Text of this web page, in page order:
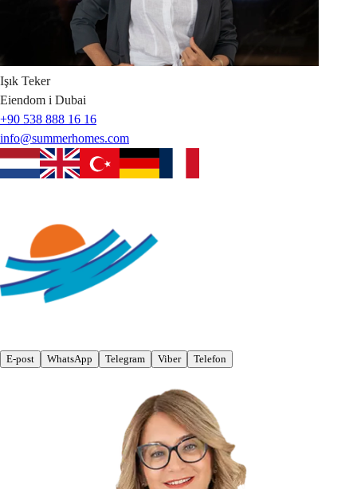
Işık Teker
Eiendom i Dubai
+90 538 888 16 16
info@summerhomes.com
E-post WhatsApp Telegram Viber Telefon